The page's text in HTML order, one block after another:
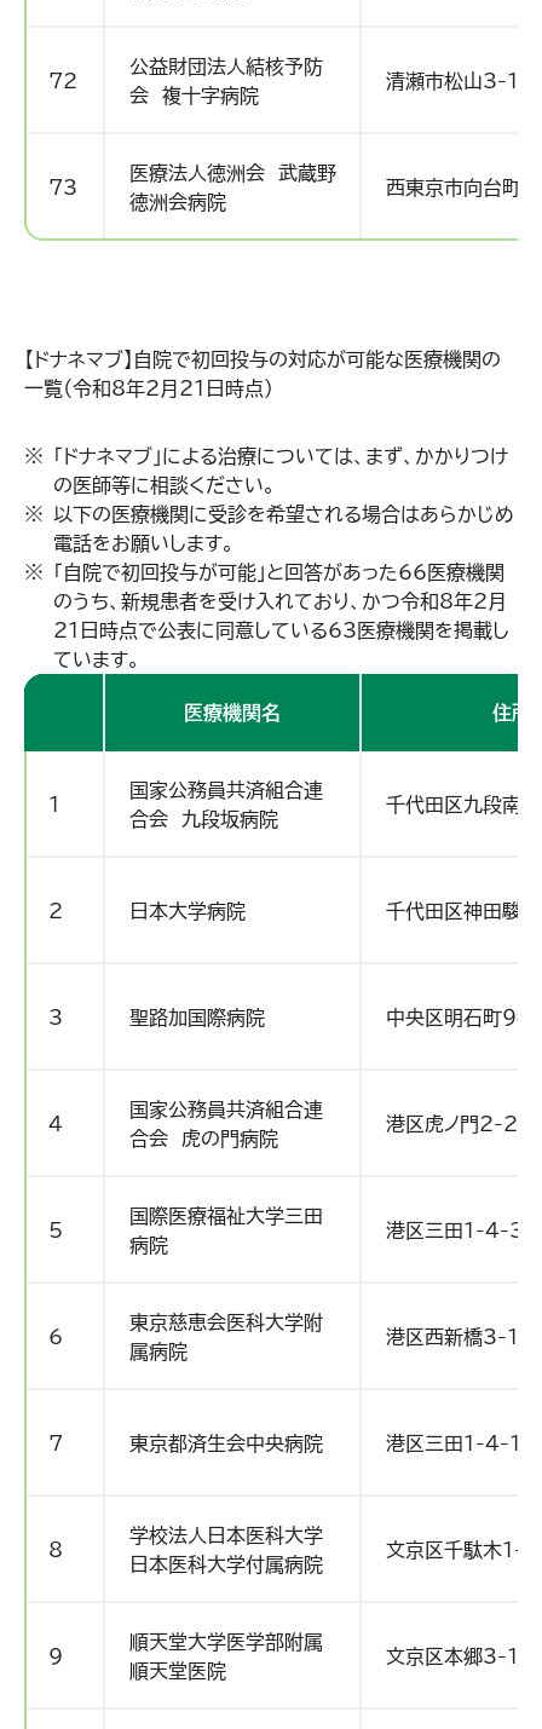
72
公益財団法人結核予防
会 複十字病院
清瀬市松山3-1-
73
医療法人徳洲会 武蔵野
徳洲会病院
西東京市向台町
【ドナネマブ】自院で初回投与の対応が可能な医療機関の
一覧（令和8年2月21日時点）
「ドナネマブ」による治療については、まず、かかりつけ
の医師等に相談ください。
以下の医療機関に受診を希望される場合はあらかじめ
電話をお願いします。
「自院で初回投与が可能」と回答があった66医療機関
のうち、新規患者を受け入れており、かつ令和8年2月
21日時点で公表に同意している63医療機関を掲載し
ています。
医療機関名 住所
1
国家公務員共済組合連
合会 九段坂病院
千代田区九段南
2 日本大学病院 千代田区神田駿
3 聖路加国際病院 中央区明石町９番
4
国家公務員共済組合連
合会 虎の門病院
港区虎ノ門2-2-2
5
国際医療福祉大学三田
病院
港区三田1-4-3
6
東京慈恵会医科大学附
属病院
港区西新橋3-
7 東京都済生会中央病院 港区三田1-4-17
8
学校法人日本医科大学
日本医科大学付属病院
文京区千駄木1-
9
順天堂大学医学部附属
順天堂医院
文京区本郷3-1-3